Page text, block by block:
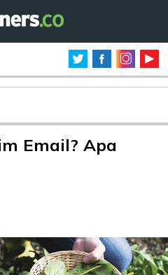
Email? Apa